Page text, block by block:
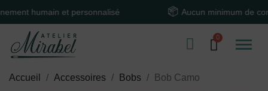
humain et personnalisé Aucun minimum de
Accueil Accessoires Bobs Bob Camo